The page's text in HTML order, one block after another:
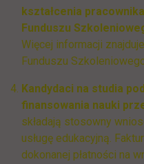
kształcenia
Funduszu
Więcej informacji
Funduszu
Kandydaci na studia
finansowania nauki
składają stosowny
usługę edukacyjną.
dokonanej płatności na